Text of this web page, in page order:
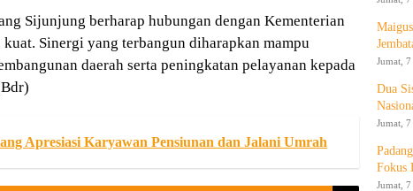
Sijunjung berharap hubungan dengan Kementerian
Sinergi yang terbangun diharapkan mampu
daerah serta peningkatan pelayanan kepada
Apresiasi Karyawan Pensiunan dan Jalani Umrah
Jumat,
Dua
Jumat,
Fokus
Jumat,